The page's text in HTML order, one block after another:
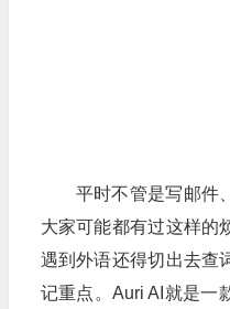
平时不管是写邮件
大家可能都有过这样的
遇到外语还得切出去查
记重点。Auri AI就是一